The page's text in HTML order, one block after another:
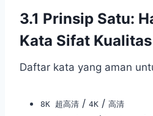
3.1 Prinsip Satu:
Kata Sifat Kualitas
Daftar kata yang aman
8K 超高清 / 4K / 高清